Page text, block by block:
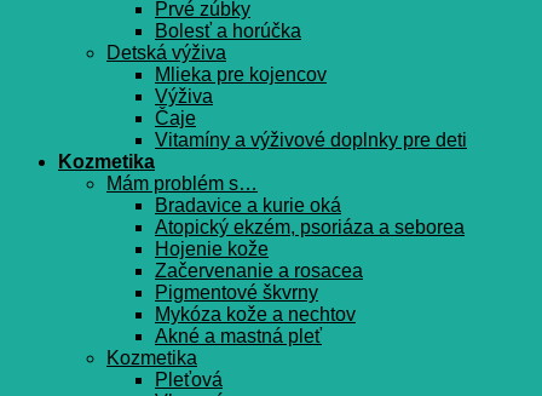
Prvé zúbky
Bolesť a horúčka
Detská výživa
Mlieka pre kojencov
Výživa
Čaje
Vitamíny a výživové doplnky pre deti
Kozmetika
Mám problém s…
Bradavice a kurie oká
Atopický ekzém, psoriáza a seborea
Hojenie kože
Začervenanie a rosacea
Pigmentové škvrny
Mykóza kože a nechtov
Akné a mastná pleť
Kozmetika
Pleťová